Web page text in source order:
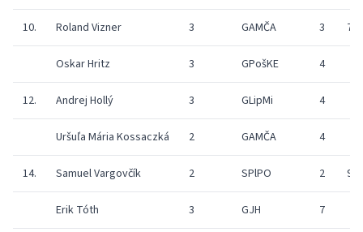
10. Roland Vizner 3 GAMČA 3 7
Oskar Hritz 3 GPošKE 4
12. Andrej Hollý 3 GLipMi 4
Uršuľa Mária Kossaczká 2 GAMČA 4
14. Samuel Vargovčík 2 SPlPO 2 9
Erik Tóth 3 GJH 7